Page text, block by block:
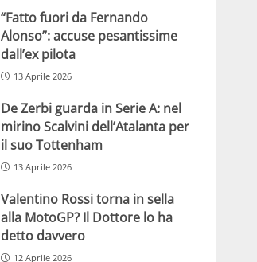
“Fatto fuori da Fernando
Alonso”: accuse pesantissime
dall’ex pilota
13 Aprile 2026
De Zerbi guarda in Serie A: nel
mirino Scalvini dell’Atalanta per
il suo Tottenham
13 Aprile 2026
Valentino Rossi torna in sella
alla MotoGP? Il Dottore lo ha
detto davvero
12 Aprile 2026